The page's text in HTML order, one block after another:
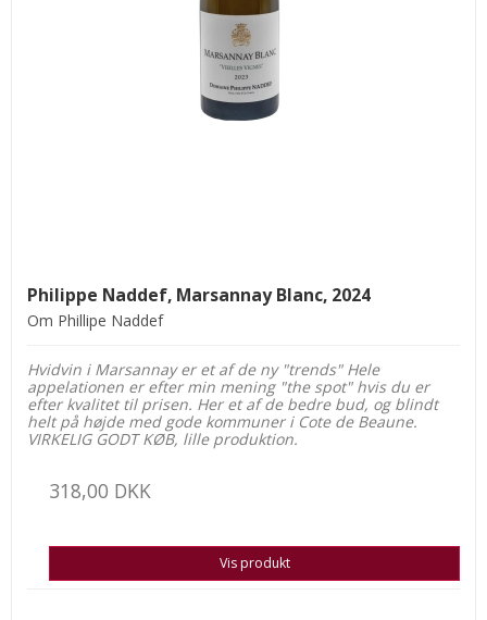
Philippe Naddef, Marsannay Blanc, 2024
Om Phillipe Naddef
Hvidvin i Marsannay er et af de ny "trends" Hele
appelationen er efter min mening "the spot" hvis du er
efter kvalitet til prisen. Her et af de bedre bud, og blindt
helt på højde med gode kommuner i Cote de Beaune.
VIRKELIG GODT KØB, lille produktion.
318,00 DKK
Vis produkt